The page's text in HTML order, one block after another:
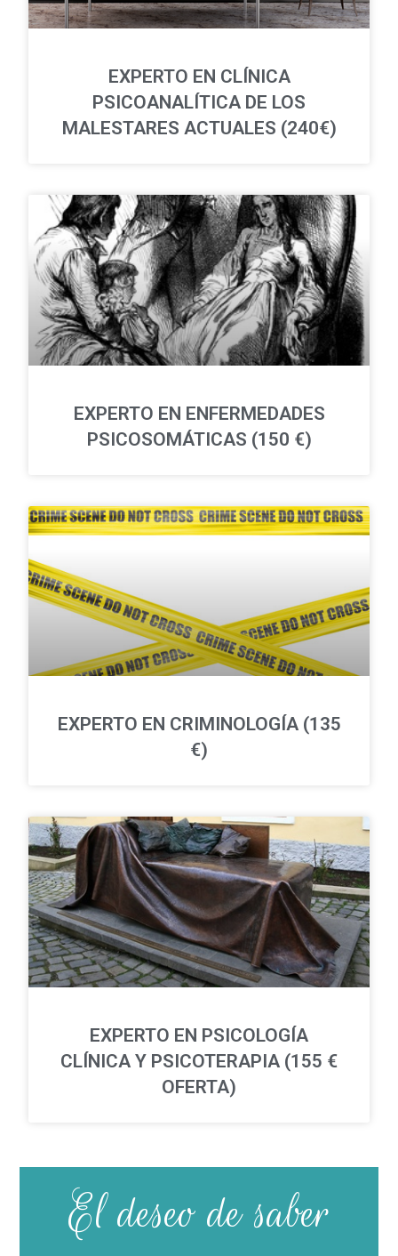
EXPERTO EN CLÍNICA
PSICOANALÍTICA DE LOS
MALESTARES ACTUALES (240€)
EXPERTO EN ENFERMEDADES
PSICOSOMÁTICAS (150 €)
EXPERTO EN CRIMINOLOGÍA (135
€)
EXPERTO EN PSICOLOGÍA
CLÍNICA Y PSICOTERAPIA (155 €
OFERTA)
El deseo de saber